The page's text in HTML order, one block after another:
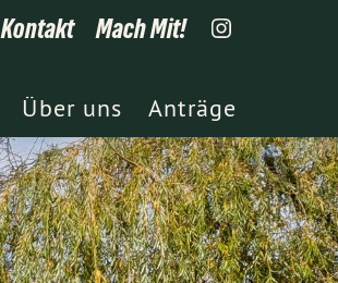
Kontakt Mach Mit!
Über uns Anträge